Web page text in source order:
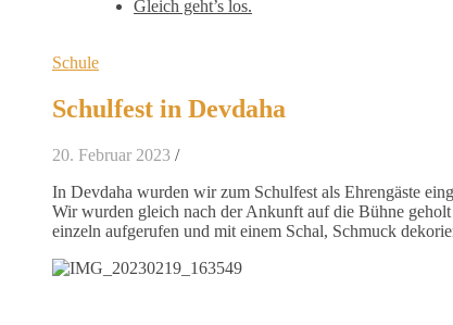
Gleich geht’s los.
Schule
Schulfest in Devdaha
20. Februar 2023 /
In Devdaha wurden wir zum Schulfest als Ehrengäste
Wir wurden gleich nach der Ankunft auf die Bühne
einzeln aufgerufen und mit einem Schal, Schmuck